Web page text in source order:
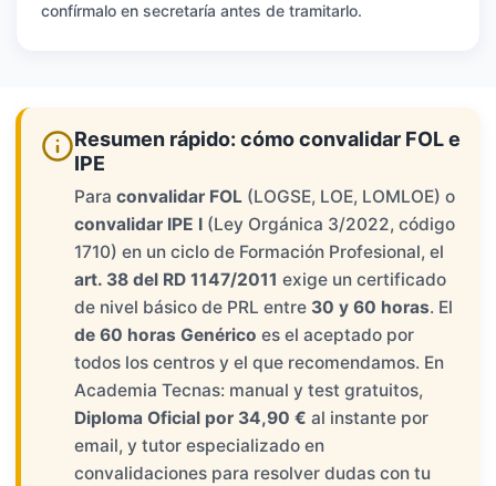
confírmalo en secretaría antes de tramitarlo.
Resumen rápido: cómo convalidar FOL e
IPE
Para convalidar FOL (LOGSE, LOE, LOMLOE) o
convalidar IPE I (Ley Orgánica 3/2022, código
1710) en un ciclo de Formación Profesional, el
art. 38 del RD 1147/2011 exige un certificado
de nivel básico de PRL entre 30 y 60 horas. El
de 60 horas Genérico es el aceptado por
todos los centros y el que recomendamos. En
Academia Tecnas: manual y test gratuitos,
Diploma Oficial por 34,90 € al instante por
email, y tutor especializado en
convalidaciones para resolver dudas con tu